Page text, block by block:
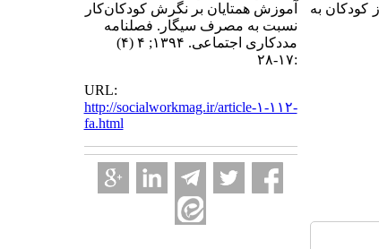
کودکان به
آموزش همتایان بر نگرش کودکان‌کار
نسبت به مصرف سیگار. فصلنامه
مددکاری اجتماعی. ۱۳۹۴; ۴ (۴)
:۱۷-۲۸
URL:
http://socialworkmag.ir/article-۱-۱۱۲-
fa.html